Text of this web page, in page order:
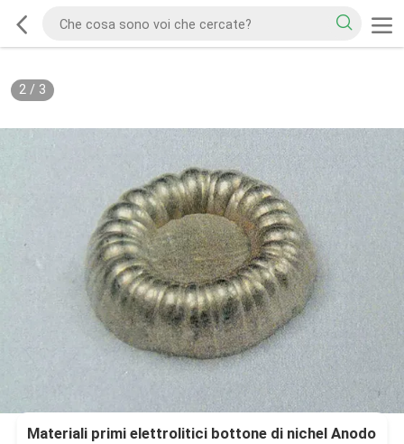
2/ 3
Materiali primi elettrolitici bottone di nichel Anodo